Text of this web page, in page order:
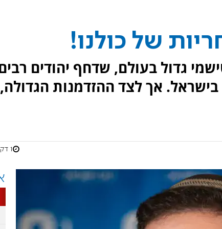
של כולנו!
גדול בעולם, שדחף יהודים
אך לצד ההזדמנות הגדולה,
1 דקות